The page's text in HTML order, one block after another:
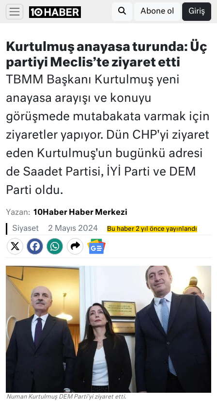
Abone ol Giriş
Kurtulmuş anayasa turunda: Üç
partiyi Meclis’te ziyaret etti
TBMM Başkanı Kurtulmuş yeni
anayasa arayışı ve konuyu
görüşmede mutabakata varmak için
ziyaretler yapıyor. Dün CHP'yi ziyaret
eden Kurtulmuş'un bugünkü adresi
de Saadet Partisi, İYİ Parti ve DEM
Parti oldu.
Yazan: 10Haber Haber Merkezi
Siyaset 2 Mayıs 2024 Bu haber 2 yıl önce yayınlandı
Numan Kurtulmuş DEM Parti'yi ziyaret etti.